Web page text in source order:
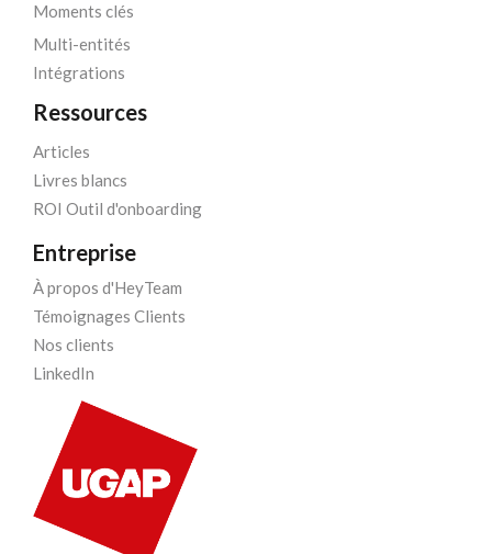
Moments clés
Multi-entités
Intégrations
Ressources
Articles
Livres blancs
ROI Outil d'onboarding
Entreprise
À propos d'HeyTeam
Témoignages Clients
Nos clients
LinkedIn